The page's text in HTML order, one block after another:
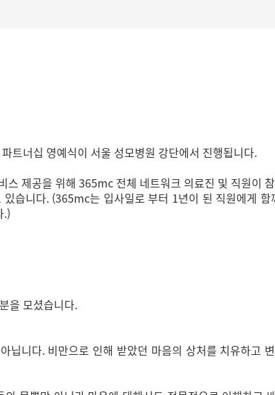
트너십 영예식이 서울 성모병원 강단에서 진행됩니다.
제공을 위해 365mc 전체 네트워크 의료진 및 직원이
습니다. (365mc는 입사일로 부터 1년이 된 직원에게
.)
을 모셨습니다.
닙니다. 비만으로 인해 받았던 마음의 상처를 치유하고